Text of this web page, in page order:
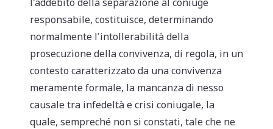
A
p
p
b
o
o
k
vi
di
responsabile, costituisce, determinando
normalmente l'intollerabilità della
prosecuzione della convivenza, di regola, in un
contesto caratterizzato da una convivenza
meramente formale, la mancanza di nesso
causale tra infedeltà e crisi coniugale, la
quale, sempreché non si constati, tale che ne